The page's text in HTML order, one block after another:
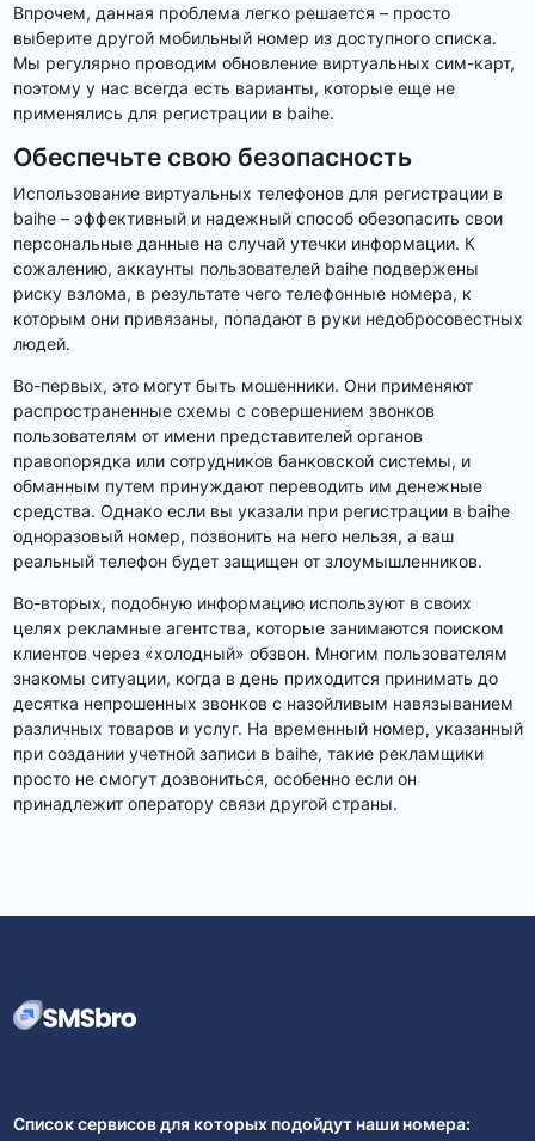
Впрочем, данная проблема легко решается – просто
выберите другой мобильный номер из доступного списка.
Мы регулярно проводим обновление виртуальных сим-карт,
поэтому у нас всегда есть варианты, которые еще не
применялись для регистрации в baihe.
Обеспечьте свою безопасность
Использование виртуальных телефонов для регистрации в
baihe – эффективный и надежный способ обезопасить свои
персональные данные на случай утечки информации. К
сожалению, аккаунты пользователей baihe подвержены
риску взлома, в результате чего телефонные номера, к
которым они привязаны, попадают в руки недобросовестных
людей.
Во-первых, это могут быть мошенники. Они применяют
распространенные схемы с совершением звонков
пользователям от имени представителей органов
правопорядка или сотрудников банковской системы, и
обманным путем принуждают переводить им денежные
средства. Однако если вы указали при регистрации в baihe
одноразовый номер, позвонить на него нельзя, а ваш
реальный телефон будет защищен от злоумышленников.
Во-вторых, подобную информацию используют в своих
целях рекламные агентства, которые занимаются поиском
клиентов через «холодный» обзвон. Многим пользователям
знакомы ситуации, когда в день приходится принимать до
десятка непрошенных звонков с назойливым навязыванием
различных товаров и услуг. На временный номер, указанный
при создании учетной записи в baihe, такие рекламщики
просто не смогут дозвониться, особенно если он
принадлежит оператору связи другой страны.
Список сервисов для которых подойдут наши номера: